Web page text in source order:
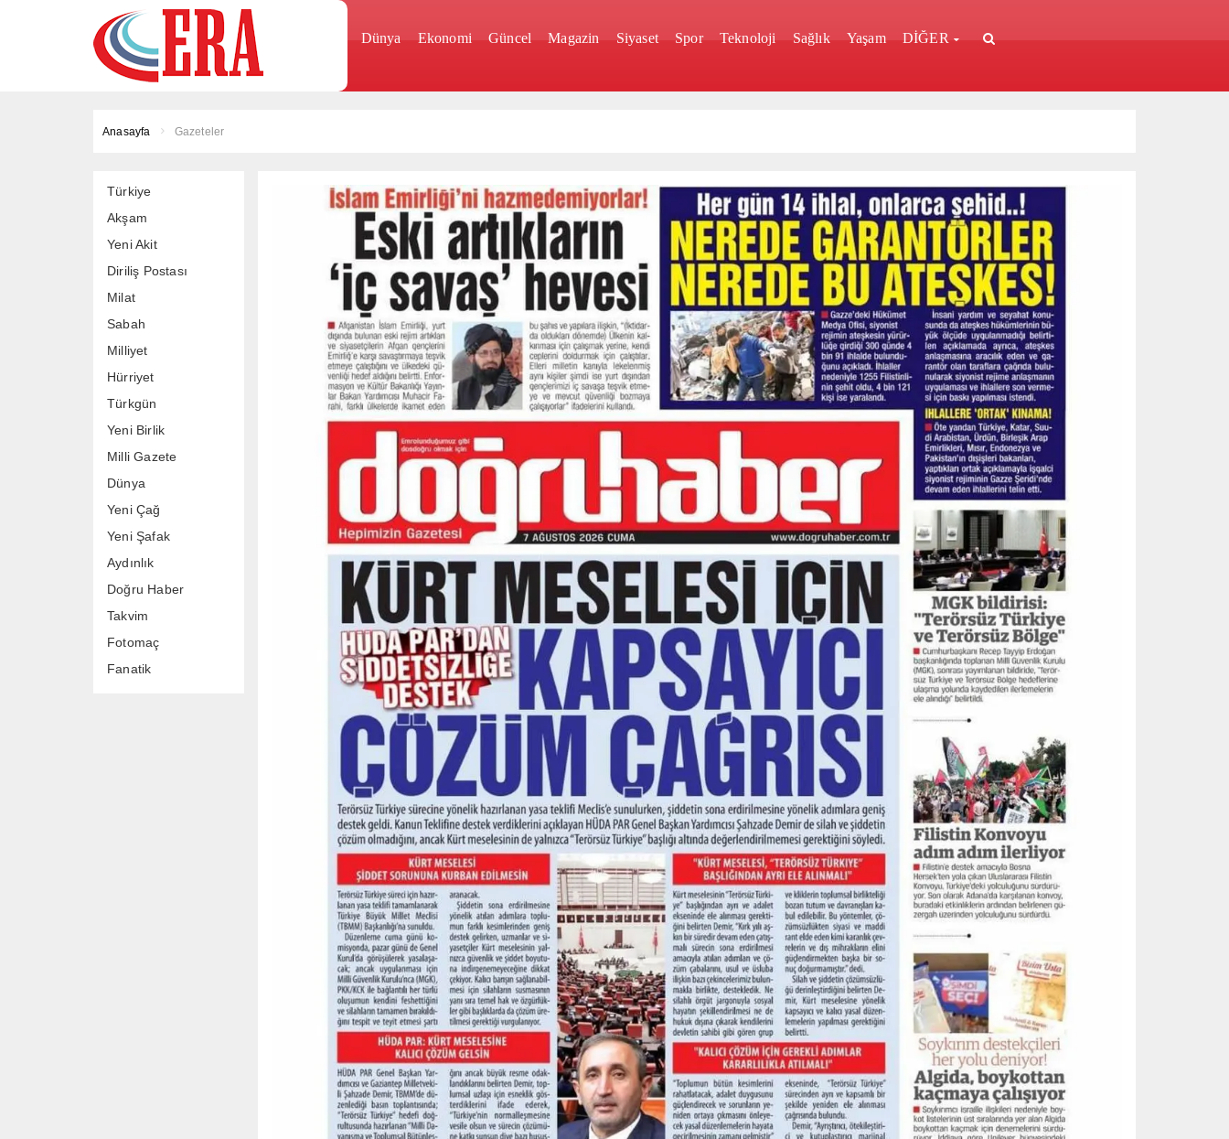
Dünya Ekonomi Güncel Magazin Siyaset Spor Teknoloji Sağlık Yaşam DİĞER
Anasayfa Gazeteler
Türkiye
Akşam
Yeni Akit
Diriliş Postası
Milat
Sabah
Milliyet
Hürriyet
Türkgün
Yeni Birlik
Milli Gazete
Dünya
Yeni Çağ
Yeni Şafak
Aydınlık
Doğru Haber
Takvim
Fotomaç
Fanatik